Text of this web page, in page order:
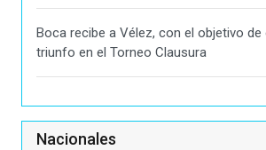
Boca recibe a Vélez, con el objetivo de
triunfo en el Torneo Clausura
Nacionales